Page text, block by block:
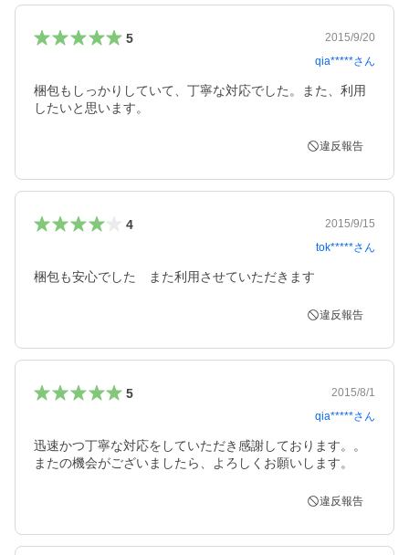
5
2015/9/20
qia*****さん
梱包もしっかりしていて、丁寧な対応でした。また、利用
したいと思います。
違反報告
4
2015/9/15
tok*****さん
梱包も安心でした　また利用させていただきます
違反報告
5
2015/8/1
qia*****さん
迅速かつ丁寧な対応をしていただき感謝しております。。
またの機会がございましたら、よろしくお願いします。
違反報告